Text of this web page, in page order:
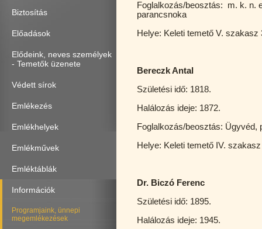
Biztosítás
Előadások
Elődeink, neves személyek
- Temetők üzenete
Védett sírok
Emlékezés
Emlékhelyek
Emlékművek
Emléktáblák
Információk
Programjaink, ünnepi
megemlékezések
Foglalkozás/beosztás: m. k. n.
parancsnoka
Helye: Keleti temető V. szakasz
Bereczk Antal
Születési idő: 1818.
Halálozás ideje: 1872.
Foglalkozás/beosztás: Ügyvéd,
Helye: Keleti temető IV.
Dr. Biczó Ferenc
Születési idő: 1895.
Halálozás ideje: 1945.